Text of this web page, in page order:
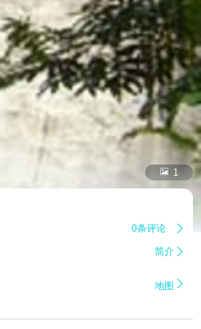
 1
0条评论 
简介 
地图 